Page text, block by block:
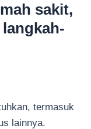
sakit,
termasuk
lainnya.